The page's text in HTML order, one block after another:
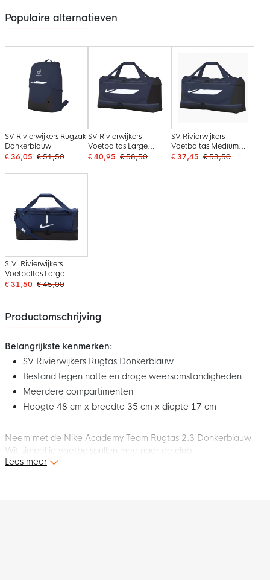
Populaire alternatieven
SV Rivierwijkers Rugzak
Donkerblauw
€ 36,05 € 51,50
SV Rivierwijkers
Voetbaltas Large
Donkerblauw
€ 40,95 € 58,50
SV Rivierwijkers
Voetbaltas Medium
Donkerblauw
€ 37,45 € 53,50
S.V. Rivierwijkers
Voetbaltas Large
€ 31,50 € 45,00
Productomschrijving
Belangrijkste kenmerken:
SV Rivierwijkers Rugtas Donkerblauw
Bestand tegen natte en droge weersomstandigheden
Meerdere compartimenten
Hoogte 48 cm x breedte 35 cm x diepte 17 cm
Neem met de Nike Academy Team Rugtas 2.3 Donkerblauw
Wit simpel je voetbalspullen mee naar de club.
De rugzak heeft een duurzaam ontwerp dat is gebouwd om
Lees meer